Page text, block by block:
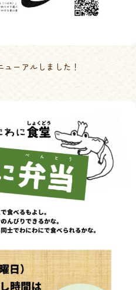
ーアルしました！